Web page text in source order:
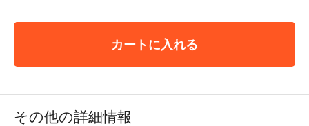
カートに入れる
その他の詳細情報